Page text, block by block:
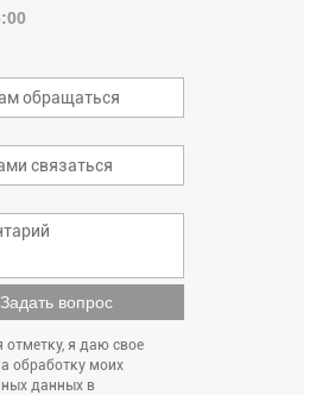
Задать вопрос
отметку, я даю свое
обработку моих
данных в